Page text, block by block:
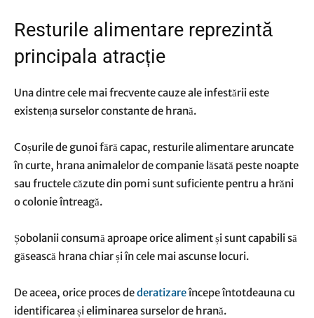
Resturile alimentare reprezintă
principala atracție
Una dintre cele mai frecvente cauze ale infestării este
existența surselor constante de hrană.
Coșurile de gunoi fără capac, resturile alimentare aruncate
în curte, hrana animalelor de companie lăsată peste noapte
sau fructele căzute din pomi sunt suficiente pentru a hrăni
o colonie întreagă.
Șobolanii consumă aproape orice aliment și sunt capabili să
găsească hrana chiar și în cele mai ascunse locuri.
De aceea, orice proces dederatizareîncepe întotdeauna cu
identificarea și eliminarea surselor de hrană.